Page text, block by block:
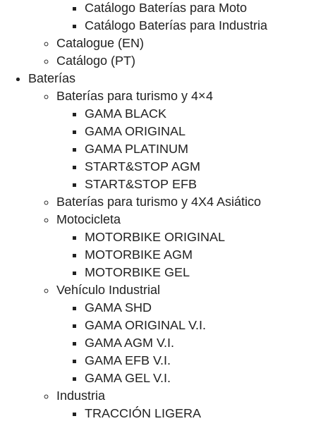
Catálogo Baterías para Moto
Catálogo Baterías para Industria
Catalogue (EN)
Catálogo (PT)
Baterías
Baterías para turismo y 4×4
GAMA BLACK
GAMA ORIGINAL
GAMA PLATINUM
START&STOP AGM
START&STOP EFB
Baterías para turismo y 4X4 Asiático
Motocicleta
MOTORBIKE ORIGINAL
MOTORBIKE AGM
MOTORBIKE GEL
Vehículo Industrial
GAMA SHD
GAMA ORIGINAL V.I.
GAMA AGM V.I.
GAMA EFB V.I.
GAMA GEL V.I.
Industria
TRACCIÓN LIGERA